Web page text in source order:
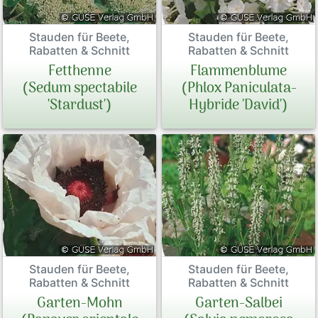
Stauden für Beete,
Rabatten & Schnitt
Fetthenne
(Sedum spectabile
'Stardust')
Stauden für Beete,
Rabatten & Schnitt
Flammenblume
(Phlox Paniculata-
Hybride 'David')
Stauden für Beete,
Rabatten & Schnitt
Garten-Mohn
Stauden für Beete,
Rabatten & Schnitt
Garten-Salbei